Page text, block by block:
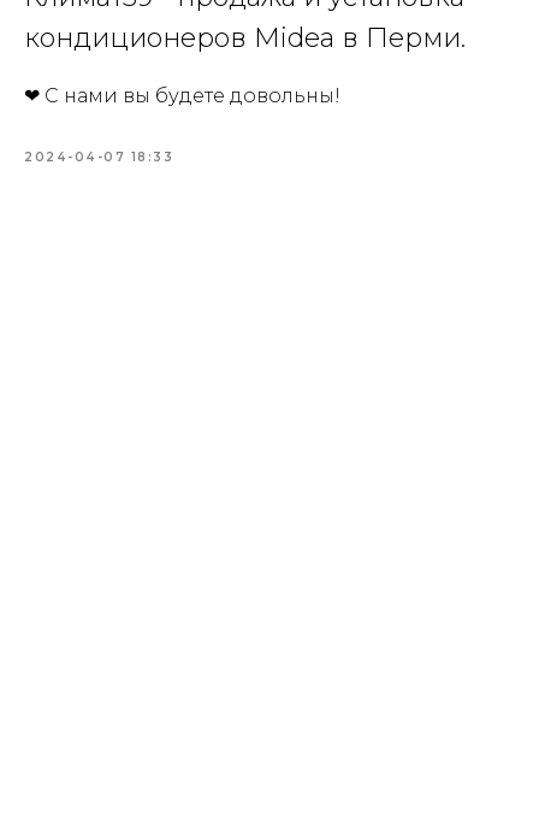
кондиционеров Midea в Перми.
❤ С нами вы будете довольны!
2024-04-07 18:33